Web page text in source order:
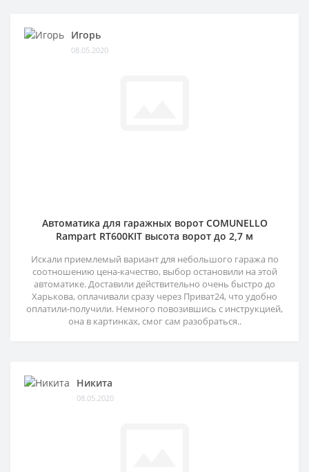
Игорь
08.05.2020
Автоматика для гаражных ворот COMUNELLO
Rampart RT600KIT высота ворот до 2,7 м
Искали приемлемый вариант для небольшого гаража по
соотношению цена-качество, выбор остановили на этой
автоматике. Доставили действительно очень быстро до
Харькова, оплачивали сразу через Приват24, что удобно
оплатили-получили. Немного повозившись с инструкцией,
она в картинках, смог сам разобраться..
Никита
08.05.2020